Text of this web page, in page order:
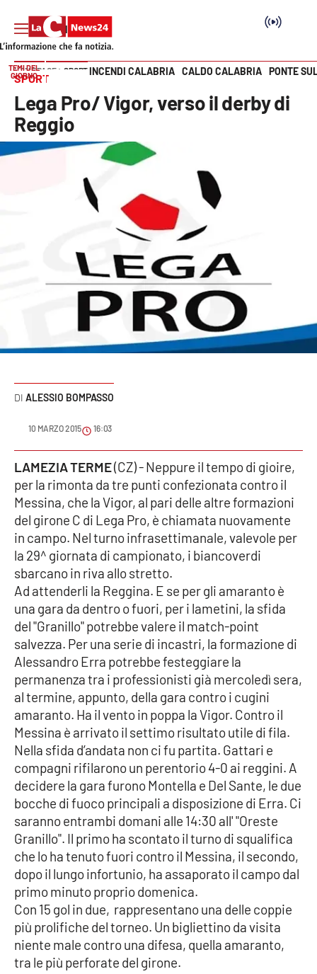
SEZIONI
Cronaca
Economia e lavoro
Italia Mondo
Cultura
Podcast
Meteo
Editoriali
VIDEO
Ambiente
Cronaca
Cultura
Economia e Lavoro
Politica
Sanità
Società
Sport
RUBRICHE
Good Morning Vietnam
Parchi Marini Calabria
Vai
TEMI DEL
GIORNO
INCENDI CALABRIA CALDO CALABRIA PONTE
HOME PAGE SPORT
SPORT
Lega Pro/ Vigor, verso il derby di
Reggio
ALESSIO BOMPASSO
10 MARZO 2015 16:03
LAMEZIA TERME(CZ) - Neppure il tempo di gioire,
per la rimonta da tre punti confezionata contro il
Messina, che la Vigor, al pari delle altre formazioni
del girone C di Lega Pro, è chiamata nuovamente
in campo. Nel turno infrasettimanale, valevole per
la 29^ giornata di campionato, i biancoverdi
sbarcano in riva allo stretto.
Ad attenderli la Reggina. E se per gli amaranto è
una gara da dentro o fuori, per i lametini, la sfida
del "Granillo" potrebbe valere il match-point
salvezza. Per una serie di incastri, la formazione di
Alessandro Erra potrebbe festeggiare la
permanenza tra i professionisti già mercoledì sera,
al termine, appunto, della gara contro i cugini
amaranto. Ha il vento in poppa la Vigor. Contro il
Messina è arrivato il settimo risultato utile di fila.
Nella sfida d’andata non ci fu partita. Gattari e
compagni rifilarono un perentorio 4-0 ai reggini. A
decidere la gara furono Montella e Del Sante, le due
bocche di fuoco principali a disposizione di Erra. Ci
saranno entrambi domani alle 14:30 all' "Oreste
Granillo". Il primo ha scontato il turno di squalifica
che lo ha tenuto fuori contro il Messina, il secondo,
dopo il lungo infortunio, ha assaporato il campo dal
primo minuto proprio domenica.
Con 15 gol in due, rappresentano una delle coppie
più prolifiche del torneo. Un bigliettino da visita
niente male contro una difesa, quella amaranto,
tra le più perforate del girone.